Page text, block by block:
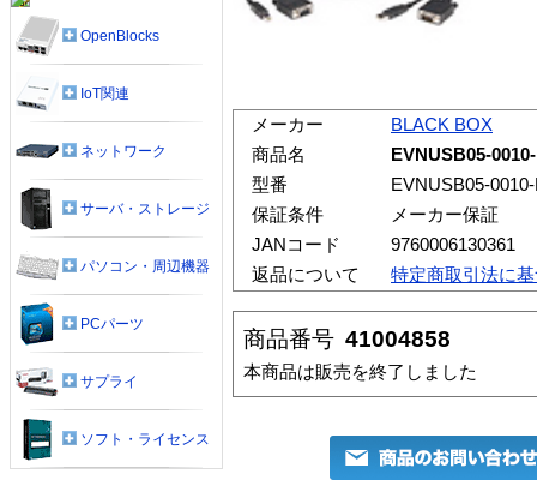
メーカー
BLACK BOX
商品名
EVNUSB05-
型番
EVNUSB05-
保証条件
メーカー保証
JANコード
9760006130361
返品について
特定商取引法に
商品番号 41004858
本商品は販売を終了しました
OpenBlocks
IoT関連
ネットワーク
サーバ・ストレージ
パソコン・周辺機器
PCパーツ
サプライ
ソフト・ライセンス